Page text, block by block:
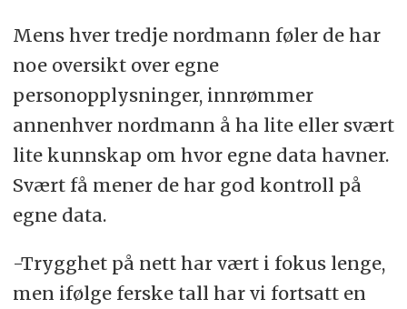
Mens hver tredje nordmann føler de har
noe oversikt over egne
personopplysninger, innrømmer
annenhver nordmann å ha lite eller svært
lite kunnskap om hvor egne data havner.
Svært få mener de har god kontroll på
egne data.
-Trygghet på nett har vært i fokus lenge,
men ifølge ferske tall har vi fortsatt en